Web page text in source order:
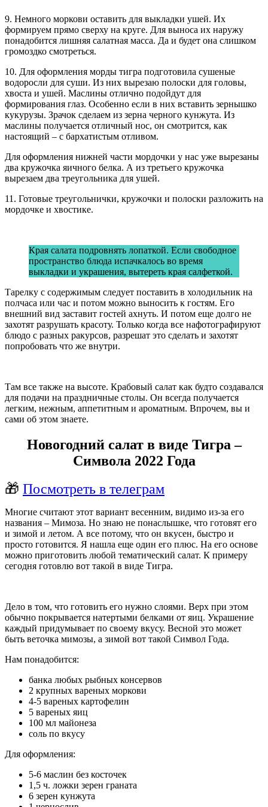
9. Немного моркови оставить для выкладки ушей. Их
формируем прямо сверху на круге. Для выноса их наружу
понадобится лишняя салатная масса. Да и будет она слишком
громоздко смотреться.
10. Для оформления морды тигра подготовила сушеные
водоросли для суши. Из них вырезаю полоски для головы,
хвоста и ушей. Маслины отлично подойдут для
формирования глаз. Особенно если в них вставить зернышко
кукурузы. Зрачок сделаем из зерна черного кунжута. Из
маслины получается отличный нос, он смотрится, как
настоящий – с бархатистым отливом.
Для оформления нижней части мордочки у нас уже вырезаны
два кружочка яичного белка. А из третьего кружочка
вырезаем два треугольника для ушей.
11. Готовые треугольнички, кружочки и полоски разложить на
мордочке и хвостике.
Края салата подровнять лопаткой. Если свободное
пространство блюда испачкалось во время
выкладки и украшения, вытереть края салфеткой.
Тарелку с содержимым следует поставить в холодильник на
полчаса или час и потом можно выносить к гостям. Его
внешний вид заставит гостей ахнуть. И потом еще долго не
захотят разрушать красоту. Только когда все нафотографируют
блюдо с разных ракурсов, разрешат это сделать и захотят
попробовать что же внутри.
Там все также на высоте. Крабовый салат как будто создавался
для подачи на праздничные столы. Он всегда получается
легким, нежным, аппетитным и ароматным. Впрочем, вы и
сами об этом знаете.
Новогодний салат в виде Тигра –
Символа 2022 Года
🎁 Посмотреть в телеграм
Многие считают этот вариант весенним, видимо из-за его
названия – Мимоза. Но знаю не понаслышке, что готовят его
и зимой и летом. А все потому, что он вкусен, быстро и
просто готовится. Я нашла еще один его плюс. На его основе
можно приготовить любой тематический салат. К примеру
сегодня готовлю вот такой в виде Тигра.
Дело в том, что готовить его нужно слоями. Верх при этом
обычно покрывается натертыми белками от яиц. Украшение
каждый придумывает по своему вкусу. Весной это может
быть веточка мимозы, а зимой вот такой Символ Года.
Нам понадобится:
банка любых рыбных консервов
2 крупных вареных моркови
4-5 вареных картофелин
5 вареных яиц
100 мл майонеза
соль по вкусу
Для оформления:
5-6 маслин без косточек
1,5 ч. ложки зерен граната
6 зерен кунжута